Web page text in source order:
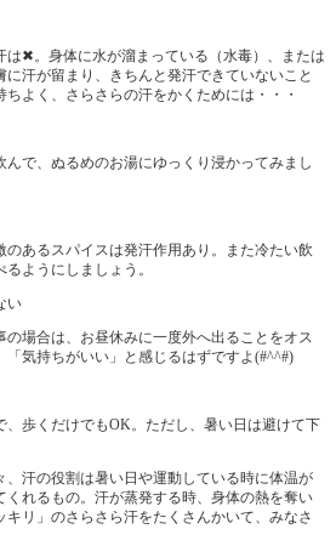
は✖。身体に水が溜まっている（水毒）、または
汗が留まり、きちんと発汗できていないこと
よく、さらさらの汗をかくためには・・・
んで、ぬるめのお湯にゆっくり浸かってみまし
のあるスパイスは発汗作用あり。また冷たい飲
ようにしましょう。
い
場合は、お昼休みに一度外へ出ることをオス
気持ちがいい」と感じるはずですよ(#^^#)
、歩くだけでもOK。ただし、暑い日は避けて下
、汗の役割は暑い日や運動している時に体温が
れるもの。汗が蒸発する時、身体の熱を奪い
キリ」のさらさら汗をたくさんかいて、みなさ